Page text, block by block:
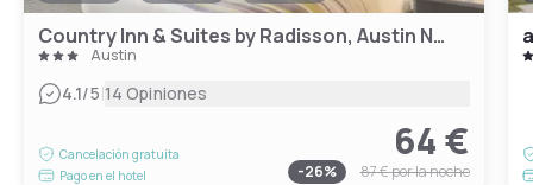
Country Inn & Suites by Radisson, Austin North (Pflugerville), TX
Austin
4.1/5|14 Opiniones
Cancelación gratuita
Pago en el hotel
64 €
-26% 87 €por la noche